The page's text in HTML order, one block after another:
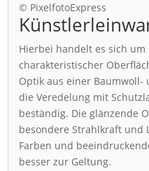
© PixelfotoExpress
Hierbei handelt es sich
charakteristischer
Optik aus einer Baumwoll-
die Veredelung mit
beständig. Die glänzende
besondere Strahlkraft und
Farben und
besser zur Geltung.